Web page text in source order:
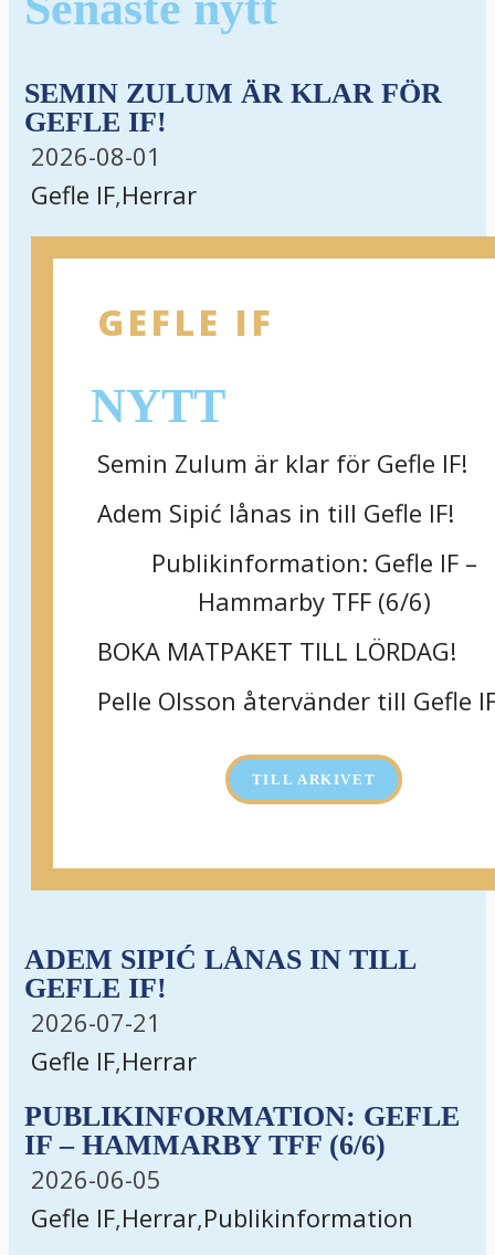
SEMIN ZULUM ÄR KLAR FÖR
GEFLE IF!
2026-08-01
Gefle IF,Herrar
GEFLE IF
NYTT
Semin Zulum är klar för Gefle IF!
Adem Sipić lånas in till Gefle IF!
Publikinformation: Gefle IF –
Hammarby TFF (6/6)
BOKA MATPAKET TILL LÖRDAG!
Pelle Olsson återvänder till Gefle
TILL ARKIVET
ADEM SIPIĆ LÅNAS IN TILL
GEFLE IF!
2026-07-21
Gefle IF,Herrar
PUBLIKINFORMATION: GEFLE
IF – HAMMARBY TFF (6/6)
2026-06-05
Gefle IF,Herrar,Publikinformation